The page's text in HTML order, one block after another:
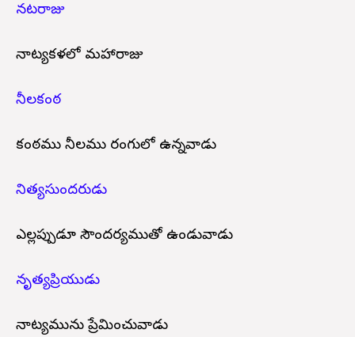
నటరాజు
నాట్యకళలో మహారాజు
నీలకంఠ
కంఠము నీలము రంగులో ఉన్నవాడు
నిత్యసుందరుడు
ఎల్లప్పుడూ సౌందర్యముతో ఉండువాడు
నృత్యప్రియుడు
నాట్యమును ప్రేమించువాడు